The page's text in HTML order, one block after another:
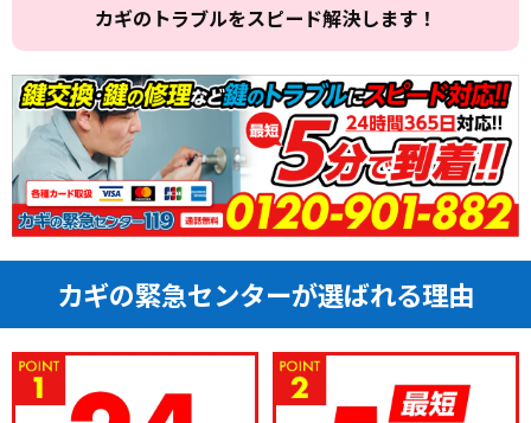
カギのトラブルをスピード解決します！
カギの緊急センターが選ばれる理由